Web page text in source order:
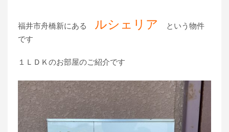
福井市舟橋新にある ルシェリア
という物件
です
１ＬＤＫのお部屋のご紹介です